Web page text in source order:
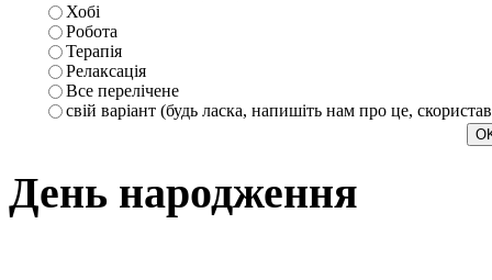
Хобі
Робота
Терапія
Релаксація
Все перелічене
свій варіант (будь ласка, напишіть нам про це,
День народження